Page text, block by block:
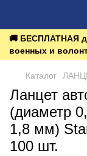
🚚 БЕСПЛАТНАЯ
военных и
Каталог
Ланцет
(диаметр
1,8 мм)
100 шт.